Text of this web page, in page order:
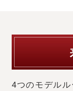
4つのモデル